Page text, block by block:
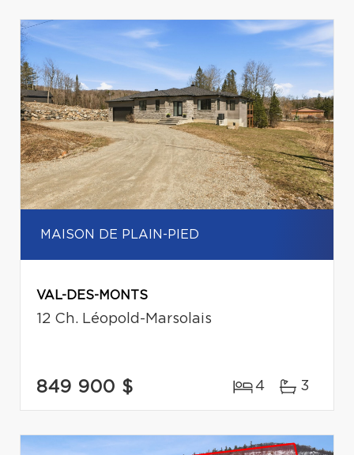
MAISON DE PLAIN-PIED
VAL-DES-MONTS
12 Ch. Léopold-Marsolais
849 900 $ 4 3